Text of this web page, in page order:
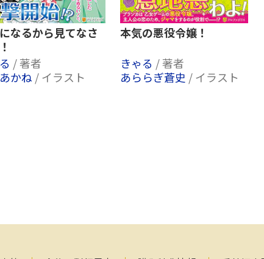
なるから見てなさ
/ 著者
かね / イラスト
本気の悪役令嬢！
きゃる / 著者
あららぎ蒼史 / イラスト